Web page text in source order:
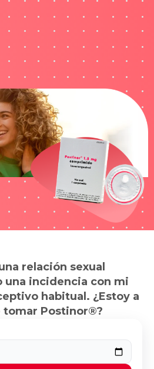
relación sexual
una incidencia con mi
habitual. ¿Estoy a
Postinor®?